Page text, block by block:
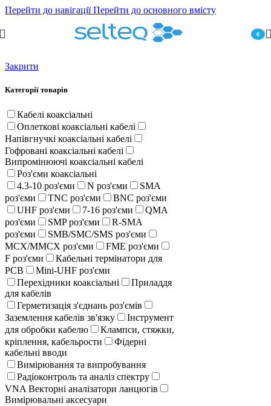
Перейти до навігаціїПерейти до основного вмісту
0
Закрити
Категорії товарів
Кабелі коаксіальні
Оплеткові коаксіальні кабелі
Напівгнучкі коаксіальні кабелі
Гофровані коаксіальні кабелі
Випромінюючі коаксіальні кабелі
Роз'єми коаксіальні
4.3-10 роз'єми
N роз'єми
SMA
роз'єми
TNC роз'єми
BNC роз'єми
UHF роз'єми
7-16 роз'єми
QMA
роз'єми
SMP роз'єми
R-SMA
роз'єми
SMB/SMC/SMS роз'єми
MCX/MMCX роз'єми
FME роз'єми
F роз'єми
Кабельні термінатори для
PCB
Mini-UHF роз'єми
Перехідники коаксіальні
Приладдя
для кабелів
Герметизація з'єднань роз'ємів
Заземлення кабелів зв'язку
Інструмент
для обробки кабелю
Клампси, стяжки,
кріплення, кабельрости
Фідерні
кабельні вводи
Вимірювання та випробування
Радіоконтроль та аналіз спектру
VNA Векторні аналізатори ланцюгів
Вимірювальні аксесуари